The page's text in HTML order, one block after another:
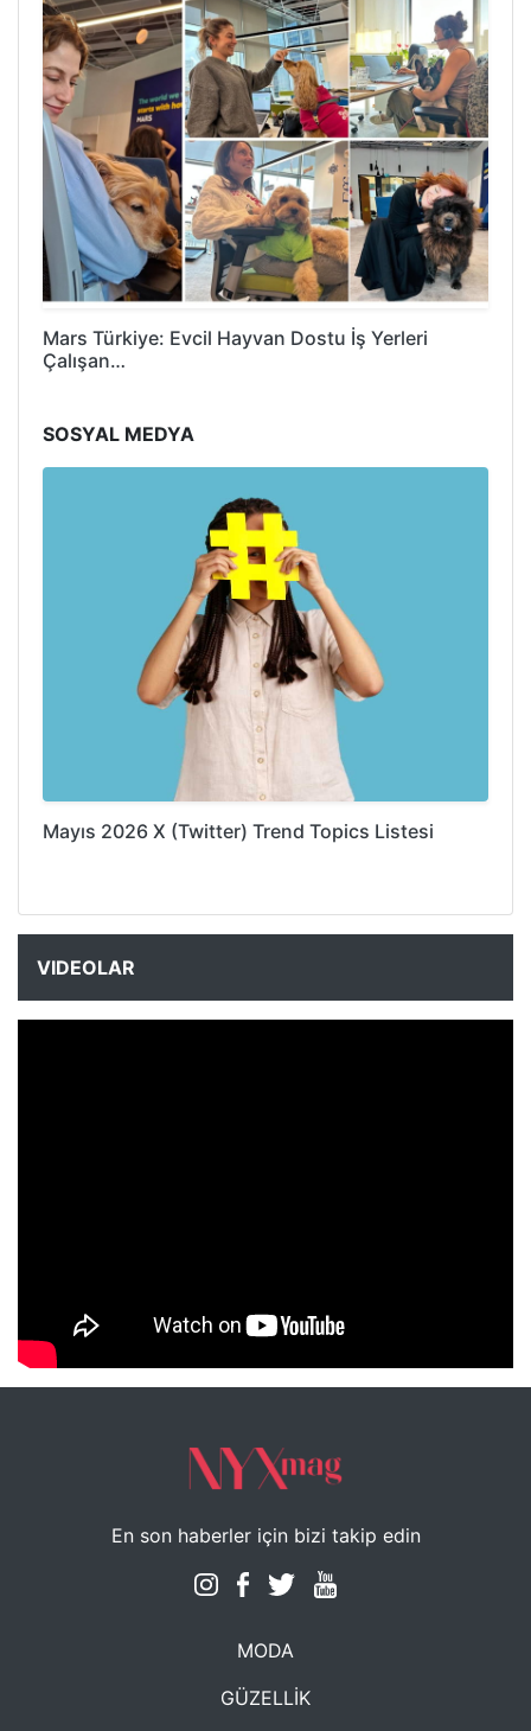
Mars Türkiye: Evcil Hayvan Dostu İş Yerleri
Çalışan…
SOSYAL MEDYA
Mayıs 2026 X (Twitter) Trend Topics Listesi
VIDEOLAR
NYXmag 2. Yaş Kutlama Etkinliği
En son haberler için bizi takip edin
MODA
GÜZELLİK